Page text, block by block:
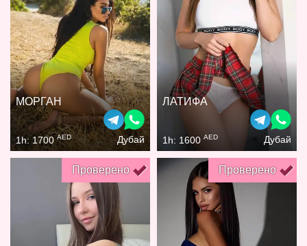
МОРГАН
1h: 1700AED Дубай
ЛАТИФА
1h: 1600 AED Дубай
Проверено Проверено